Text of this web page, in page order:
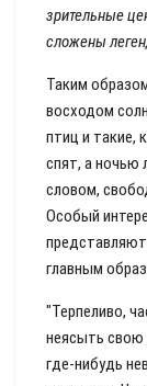
зрительные
сложены
Таким
восходом
птиц и такие,
спят, а ночью
словом,
Особый
главным
"Терпеливо,
неясыть свою
где-нибудь